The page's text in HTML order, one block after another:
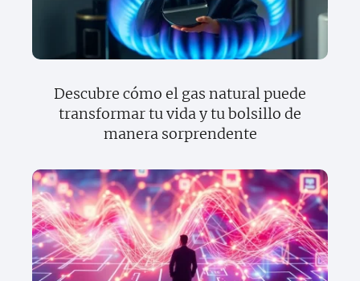
Descubre cómo el gas natural puede
transformar tu vida y tu bolsillo de
manera sorprendente